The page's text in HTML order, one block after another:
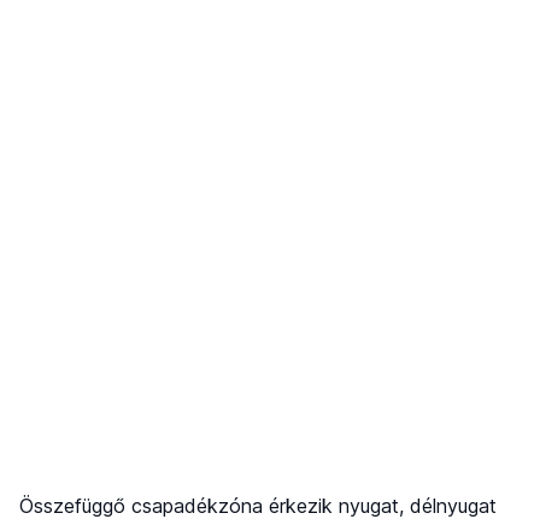
Összefüggő csapadékzóna érkezik nyugat, délnyugat